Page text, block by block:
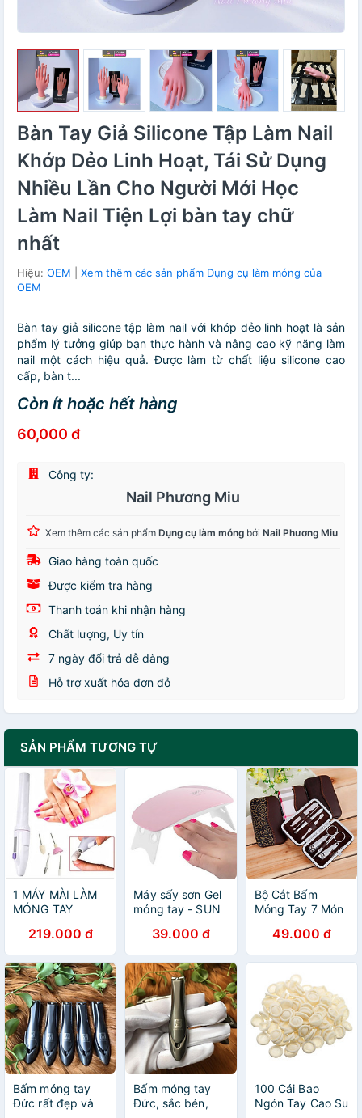
Bàn Tay Giả Silicone Tập Làm Nail
Khớp Dẻo Linh Hoạt, Tái Sử Dụng
Nhiều Lần Cho Người Mới Học
Làm Nail Tiện Lợi bàn tay chữ
nhất
Hiệu: OEM
Xem thêm các sản phẩm Dụng cụ làm móng của
OEM
Bàn tay giả silicone tập làm nail với khớp dẻo linh hoạt là sản
phẩm lý tưởng giúp bạn thực hành và nâng cao kỹ năng làm
nail một cách hiệu quả. Được làm từ chất liệu silicone cao
cấp, bàn t...
Còn ít hoặc hết hàng
60,000 đ
Công ty:
Nail Phương Miu
Xem thêm các sản phẩm Dụng cụ làm móng bởi Nail Phương Miu
Giao hàng toàn quốc
Được kiểm tra hàng
Thanh toán khi nhận hàng
Chất lượng, Uy tín
7 ngày đổi trả dễ dàng
Hỗ trợ xuất hóa đơn đỏ
SẢN PHẨM TƯƠNG TỰ
1 MÁY MÀI LÀM
MÓNG TAY
TẶNG ĐẦU MÀI
CAO CẤP
219.000 đ
Máy sấy sơn Gel
móng tay - SUN
39.000 đ
Bộ Cắt Bấm
Móng Tay 7 Món
49.000 đ
Bấm móng tay
Đức rất đẹp và
Bấm móng tay
Đức, sắc bén,
100 Cái Bao
Ngón Tay Cao Su